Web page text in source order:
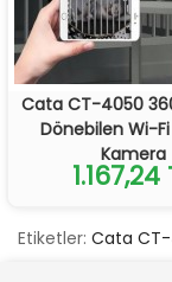
Cata CT-4050
Dönebilen Wi-Fi
Kamera
1.167,24
Etiketler: Cata CT-